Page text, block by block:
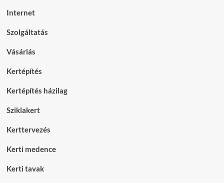
Internet
Szolgáltatás
Vásárlás
Kertépítés
Kertépítés házilag
Sziklakert
Kerttervezés
Kerti medence
Kerti tavak